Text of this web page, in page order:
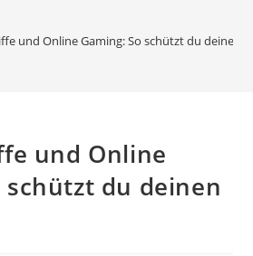
und Online Gaming: So schützt du deinen
und Online
schützt du deinen